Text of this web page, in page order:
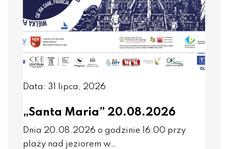
Data: 31 lipca, 2026
„Santa Maria” 20.08.2026
Dnia 20.08.2026 o godzinie 16:00 przy
plaży nad jeziorem w…